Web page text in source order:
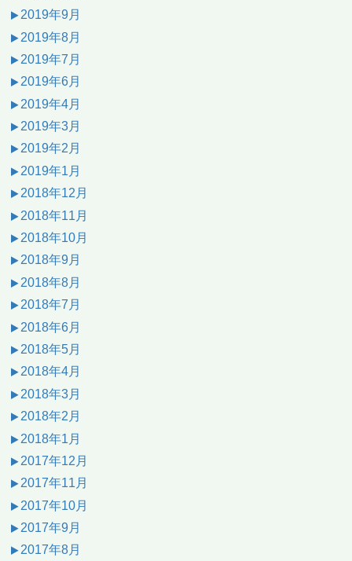
2019年9月
2019年8月
2019年7月
2019年6月
2019年4月
2019年3月
2019年2月
2019年1月
2018年12月
2018年11月
2018年10月
2018年9月
2018年8月
2018年7月
2018年6月
2018年5月
2018年4月
2018年3月
2018年2月
2018年1月
2017年12月
2017年11月
2017年10月
2017年9月
2017年8月